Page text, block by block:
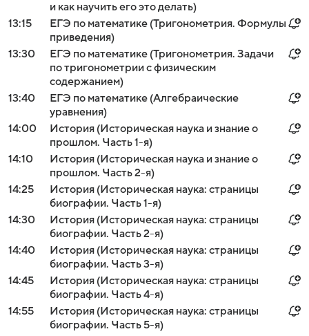
и как научить его это делать)
13:15
ЕГЭ по математике (Тригонометрия. Формулы
приведения)
13:30
ЕГЭ по математике (Тригонометрия. Задачи
по тригонометрии с физическим
содержанием)
13:40
ЕГЭ по математике (Алгебраические
уравнения)
14:00
История (Историческая наука и знание о
прошлом. Часть 1-я)
14:10
История (Историческая наука и знание о
прошлом. Часть 2-я)
14:25
История (Историческая наука: страницы
биографии. Часть 1-я)
14:30
История (Историческая наука: страницы
биографии. Часть 2-я)
14:40
История (Историческая наука: страницы
биографии. Часть 3-я)
14:45
История (Историческая наука: страницы
биографии. Часть 4-я)
14:55
История (Историческая наука: страницы
биографии. Часть 5-я)